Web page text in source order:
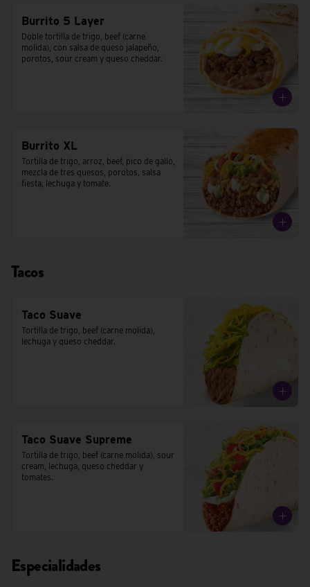
Burrito 5 Layer
Doble tortilla de trigo, beef (carne
molida), con salsa de queso jalapeño,
porotos, sour cream y queso cheddar.
Burrito XL
Tortilla de trigo, arroz, beef, pico de gallo,
mezcla de tres quesos, porotos, salsa
fiesta, lechuga y tomate.
Tacos
Taco Suave
Tortilla de trigo, beef (carne molida),
lechuga y queso cheddar.
Taco Suave Supreme
Tortilla de trigo, beef (carne molida), sour
cream, lechuga, queso cheddar y
tomates.
Especialidades